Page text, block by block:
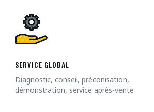
SERVICE GLOBAL
Diagnostic, conseil, préconisation,
démonstration, service après-vente